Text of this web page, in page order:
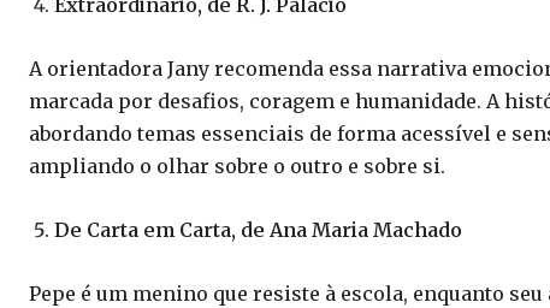
Extraordinário, de R. J. Palacio
A orientadora Jany recomenda essa narrativa
marcada por desafios, coragem e humanidade. A
abordando temas essenciais de forma acessível e
ampliando o olhar sobre o outro e sobre si.
De Carta em Carta, de Ana Maria Machado
Pepe é um menino que resiste à escola, enquanto